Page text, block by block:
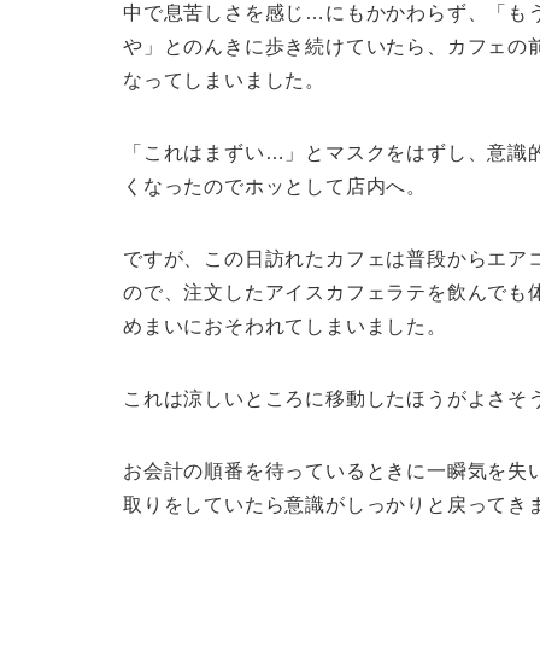
中で息苦しさを感じ…にもかかわらず、「も
や」とのんきに歩き続けていたら、カフェ
なってしまいました。
「これはまずい…」とマスクをはずし、意
くなったのでホッとして店内へ。
ですが、この日訪れたカフェは普段からエ
ので、注文したアイスカフェラテを飲んで
めまいにおそわれてしまいました。
これは涼しいところに移動したほうがよさ
お会計の順番を待っているときに一瞬気を
取りをしていたら意識がしっかりと戻ってき